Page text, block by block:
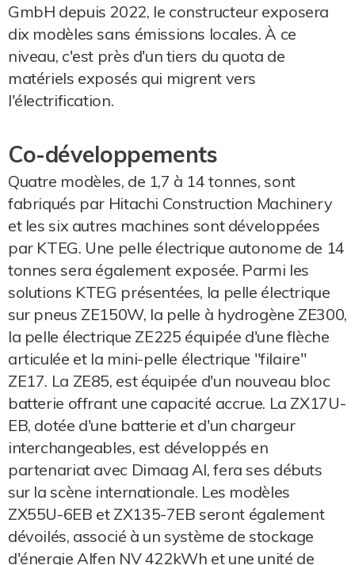
GmbH depuis 2022, le constructeur exposera
dix modèles sans émissions locales. À ce
niveau, c'est près d'un tiers du quota de
matériels exposés qui migrent vers
l'électrification.
Co-développements
Quatre modèles, de 1,7 à 14 tonnes, sont
fabriqués par Hitachi Construction Machinery
et les six autres machines sont développées
par KTEG. Une pelle électrique autonome de 14
tonnes sera également exposée. Parmi les
solutions KTEG présentées, la pelle électrique
sur pneus ZE150W, la pelle à hydrogène ZE300,
la pelle électrique ZE225 équipée d'une flèche
articulée et la mini-pelle électrique "filaire"
ZE17. La ZE85, est équipée d'un nouveau bloc
batterie offrant une capacité accrue. La ZX17U-
EB, dotée d'une batterie et d'un chargeur
interchangeables, est développés en
partenariat avec Dimaag AI, fera ses débuts
sur la scène internationale. Les modèles
ZX55U-6EB et ZX135-7EB seront également
dévoilés, associé à un système de stockage
d'énergie Alfen NV 422kWh et une unité de